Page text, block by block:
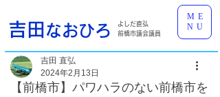
ME
NU
吉田 なおひろ
よしだ直弘
前橋市議会議員
【前橋市】パワハラのない前橋市を
吉田 直弘
2024年2月13日